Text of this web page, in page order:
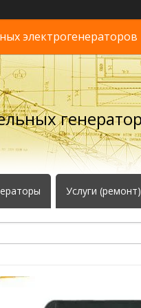
электрогенераторов
Услуги (ремонт)